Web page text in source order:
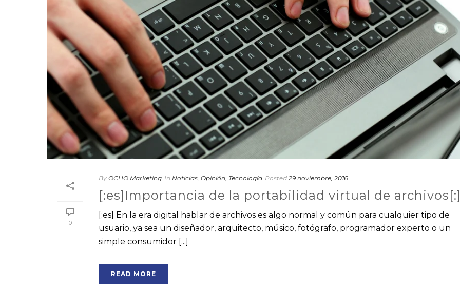
0
By OCHO Marketing In Noticias, Opinión, Tecnología Posted 29 noviembre, 2016
[:es]Importancia de la portabilidad virtual de
[:es] En la era digital hablar de archivos es algo normal y común para cualquier tipo de
usuario, ya sea un diseñador, arquitecto, músico, fotógrafo, programador experto o un
simple consumidor [...]
READ MORE